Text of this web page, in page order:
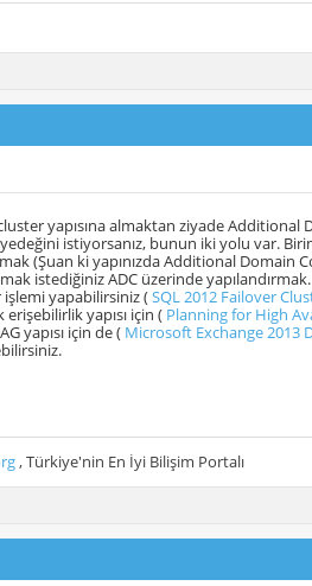
yapısına almaktan ziyade Additional
istiyorsanız, bunun iki yolu var.
(Şuan ki yapınızda Additional
istediğiniz ADC üzerinde yapılandırmak.
yapabilirsiniz (SQL 2012 Failover
erişebilirlik yapısı için ( Planning for High
yapısı için de ( Microsoft Exchange 2013
, Türkiye'nin En İyi Bilişim Portalı